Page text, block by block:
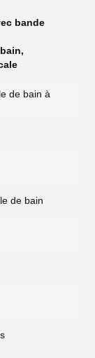
bande
,
de bain à
de bain